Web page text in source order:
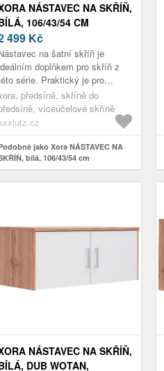
NÁSTAVEC NA SKŘÍŇ,
106/43/54 CM
499 Kč
na šatní skříň je
doplňkem pro skříň z
série. Praktický je pro
například zimního
sportovních doplňků
předsíně, skříně do
víceúčelové skříně
jako Xora NÁSTAVEC NA
bílá, 106/43/54 cm
NÁSTAVEC NA SKŘÍŇ,
DUB WOTAN,